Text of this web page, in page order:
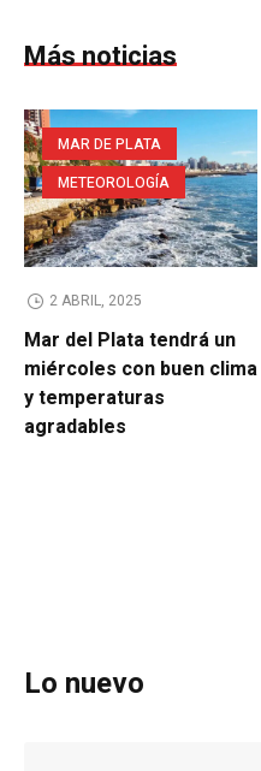
Más noticias
MAR DE PLATA
METEOROLOGÍA
2 ABRIL, 2025
Mar del Plata tendrá un
miércoles con buen clima
y temperaturas
agradables
Lo nuevo